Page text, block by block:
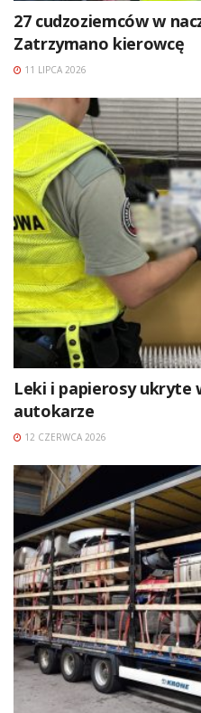
27 cudzoziemców w
Zatrzymano kierowcę
11 LIPCA 2026
Leki i papierosy ukryte
autokarze
12 CZERWCA 2026